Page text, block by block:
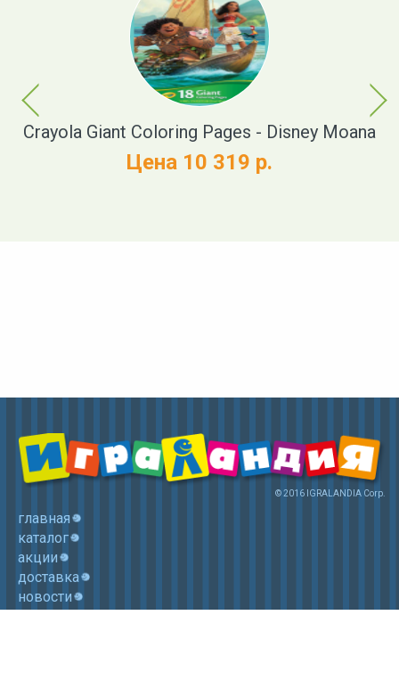
Previous
Crayola Giant Coloring Pages - Disney Moana
Цена 10 319 р.
Next
© 2016 IGRALANDIA Corp.
главная
каталог
акции
доставка
новости